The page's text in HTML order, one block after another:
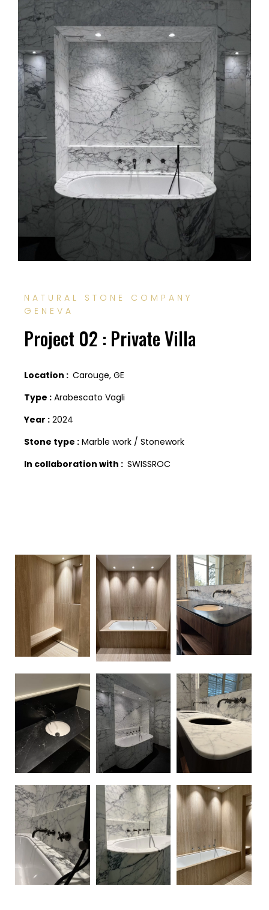
NATURAL STONE COMPANY
GENEVA
Project 02 : Private Villa
Location : Carouge, GE
Type : Arabescato Vagli
Year : 2024
Stone type : Marble work / Stonework
In collaboration with : SWISSROC